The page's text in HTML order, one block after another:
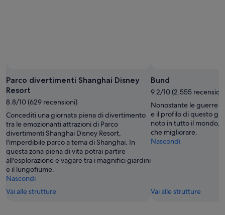
gratuita
di
Susanna
Wilder
Puzzuoli
Parco divertimenti Shanghai Disney
Resort
8.8/10 (629 recensioni)
Concediti una giornata piena di divertimento
tra le emozionanti attrazioni di Parco
divertimenti Shanghai Disney Resort,
l'imperdibile parco a tema di Shanghai. In
questa zona piena di vita potrai partire
all'esplorazione e vagare tra i magnifici giardini
e il lungofiume.
Nascondi
Vai alle strutture
Bund
9.2/10 (2.555
Nonostante le guerre
e il profilo di questo
noto in tutto il mondo,
che migliorare.
Nascondi
Vai alle strutture